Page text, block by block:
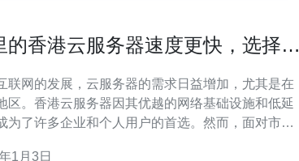
的香港云服务器速度更快，选择指
联网的发展，云服务器的需求日益增加，尤其是在
区。香港云服务器因其优越的网络基础设施和低延
为了许多企业和个人用户的首选。然而，面对市场
1月3日